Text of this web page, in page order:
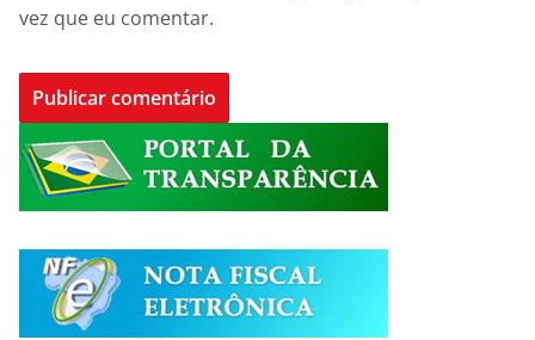
vez que eu comentar.